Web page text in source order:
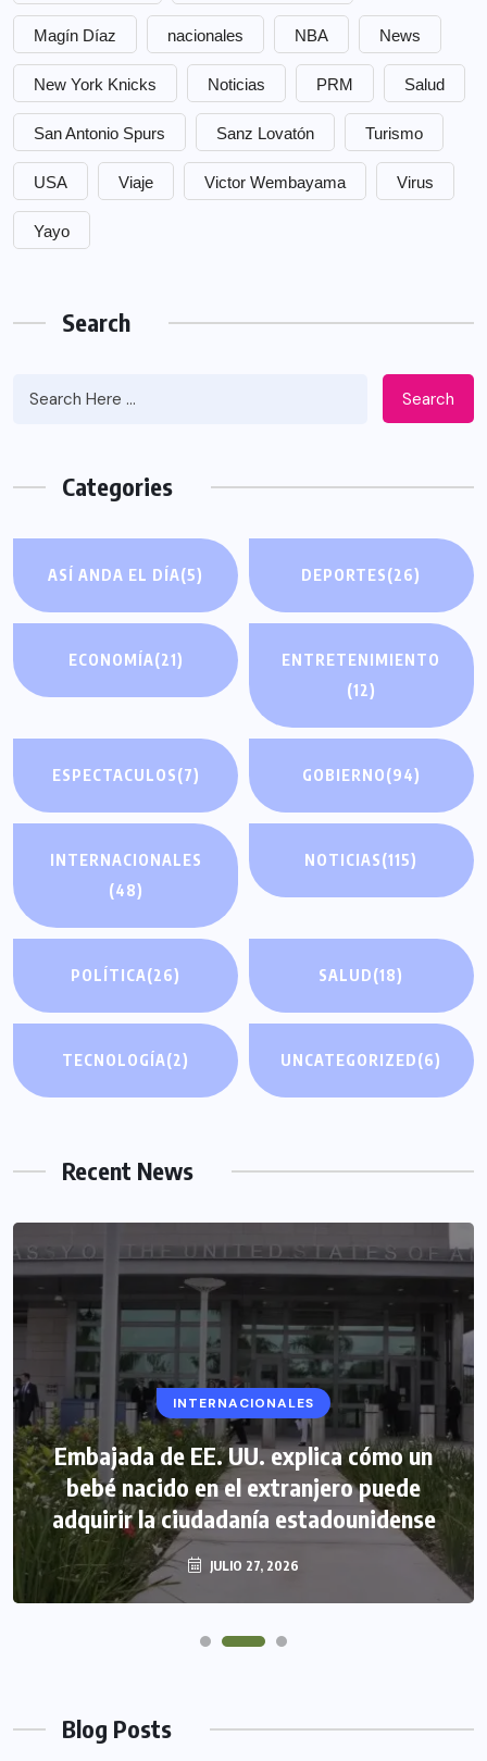
Magín Díaz nacionales NBA News
New York Knicks Noticias PRM Salud
San Antonio Spurs Sanz Lovatón Turismo
USA Viaje Victor Wembayama Virus
Yayo
Search
Search
Categories
ASÍ ANDA EL DÍA(5) DEPORTES(26)
ECONOMÍA(21)
ENTRETENIMIENTO
(12)
ESPECTACULOS(7) GOBIERNO(94)
INTERNACIONALES
(48)
NOTICIAS(115)
POLÍTICA(26) SALUD(18)
TECNOLOGÍA(2) UNCATEGORIZED(6)
Recent News
INTERNACIONALES
Embajada de EE. UU. explica cómo un
bebé nacido en el extranjero puede
adquirir la ciudadanía estadounidense
JULIO 27, 2026
Blog Posts